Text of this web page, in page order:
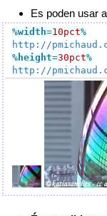
Es poden usar
%width=10pct%
http://
%height=30pct%
http://